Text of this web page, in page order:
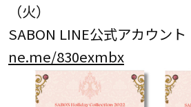
（火）
SABON LINE公式アカウント
ne.me/830exmbx